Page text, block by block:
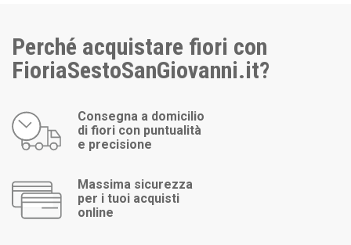
Perché acquistare fiori con
FioriaSestoSanGiovanni.it?
Consegna a domicilio
di fiori con puntualità
e precisione
Massima sicurezza
per i tuoi acquisti
online